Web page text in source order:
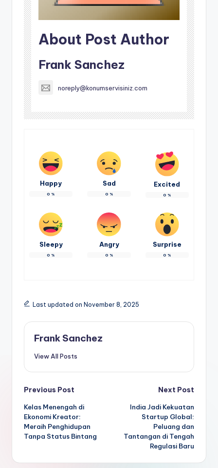
About Post Author
Frank Sanchez
noreply@konumservisiniz.com
Happy
0 %
Sad
0 %
Excited
0 %
Sleepy
0 %
Angry
0 %
Surprise
0 %
Last updated on November 8, 2025
Frank Sanchez
View All Posts
Post
navigation
Previous Post
Kelas Menengah di
Ekonomi Kreator:
Meraih Penghidupan
Tanpa Status Bintang
Next Post
India Jadi Kekuatan
Startup Global:
Peluang dan
Tantangan di Tengah
Regulasi Baru